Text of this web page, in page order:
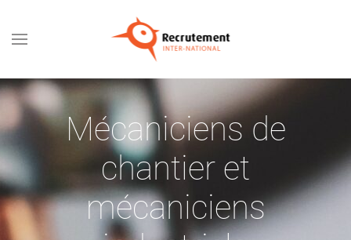
Passer au contenu principal
Mécaniciens de
chantier et
mécaniciens